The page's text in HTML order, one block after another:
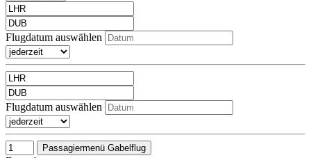
Flugdatum auswählen
Flugdatum auswählen
Passagiermenü Gabelflug